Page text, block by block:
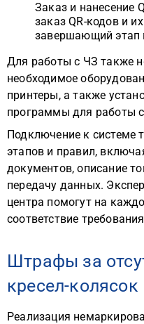
Заказ и нанесение
заказ QR-кодов и
завершающий этап
Для работы с ЧЗ также
необходимое
принтеры, а также
программы для работы
Подключение к системе
этапов и правил,
документов, описание
передачу данных.
центра помогут на
соответствие
Штрафы за
кресел-колясок
Реализация